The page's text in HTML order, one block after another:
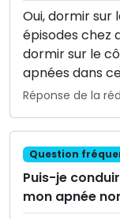
Oui, dormir sur
épisodes chez
dormir sur le
apnées dans
Réponse de la
Question
Puis-je
mon apnée